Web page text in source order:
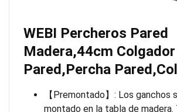
WEBI Percheros Pared
Madera,44cm Colgador
Pared,Percha
【Premontado】: Los ganchos
montado en la tabla de madera.